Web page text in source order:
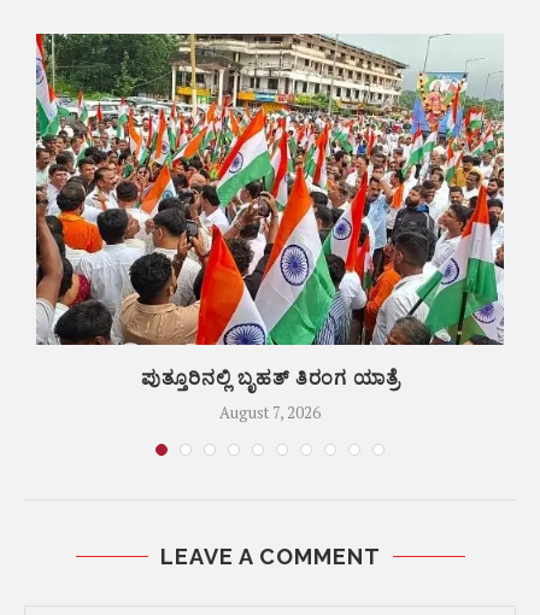
ಪುತ್ತೂರಿನಲ್ಲಿ ಬೃಹತ್ ತಿರಂಗ ಯಾತ್ರೆ
August 7, 2026
LEAVE A COMMENT